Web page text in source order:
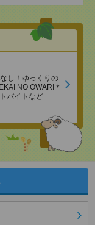
し！ゆっくりの
NO OWARI＊
バイトなど